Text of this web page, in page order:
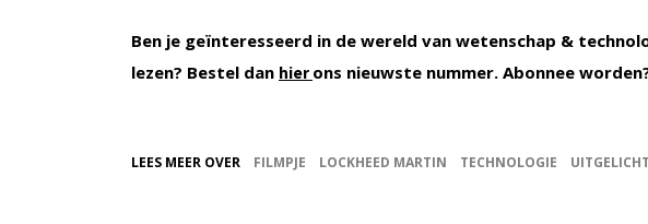
Ben je geïnteresseerd in de wereld van wetenschap &
lezen? Bestel dan hier ons nieuwste nummer. Abonnee
LEES MEER OVER FILMPJE LOCKHEED MARTIN TECHNOLOGIE UITGELICHT